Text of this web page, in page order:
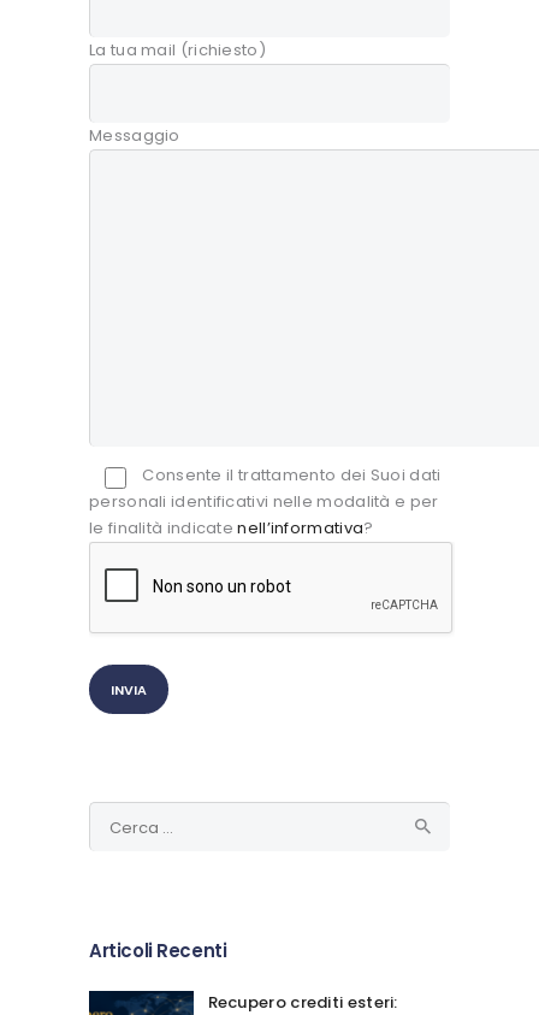
La tua mail (richiesto)
Messaggio
Consente il trattamento dei Suoi dati
personali identificativi nelle modalità e per
le finalità indicatenell’informativa?
per:
Articoli Recenti
Recupero crediti esteri: